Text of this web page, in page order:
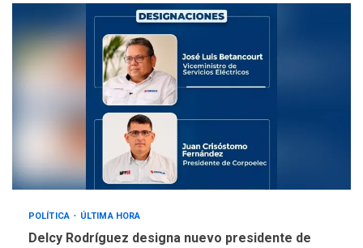
4
llevar a problemas
sanitarios y asumirse como
problema de orden público
REGIONALES
Alcaldía de Mariño climatiza
Núcleo del Sistema de
Orquestas Porlamar
POLÍTICA ÚLTIMA HORA
Delcy Rodríguez designa nuevo presidente de